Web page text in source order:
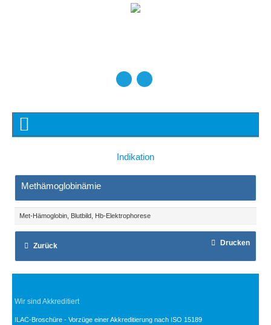
Indikation
Methämoglobinämie
Met-Hämoglobin, Blutbild, Hb-Elektrophorese
Zurück Drucken
Wir sind Akkreditiert
ILAC-Broschüre - Vorzüge einer Akkreditierung nach ISO 15189